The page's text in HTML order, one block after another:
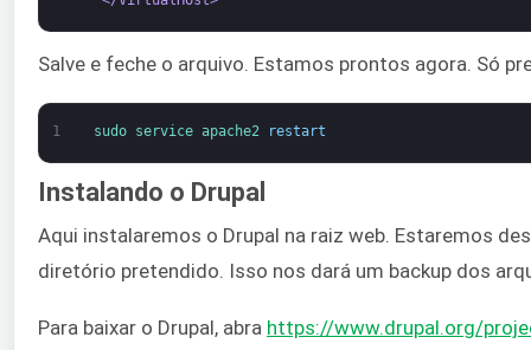
Salve e feche o arquivo. Estamos prontos agora. Só
1 sudo service apache2 restart
Instalando o Drupal
Aqui instalaremos o Drupal na raiz web. Estaremos
diretório pretendido. Isso nos dará um backup dos
Para baixar o Drupal, abra https://www.drupal.org/